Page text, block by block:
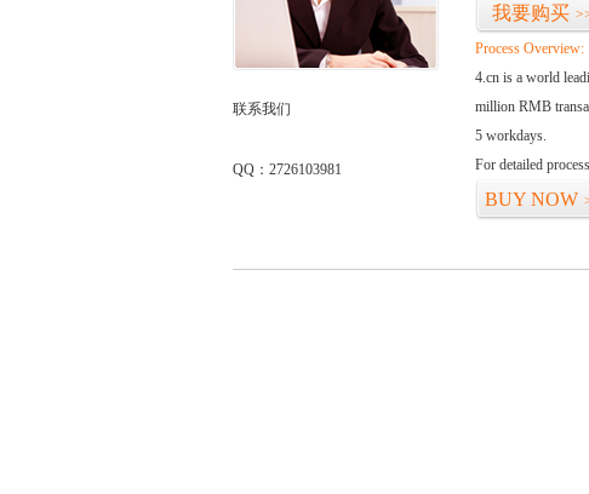
联系我们
QQ：2726103981
我要购买
Process Overview:
4.cn is a world
million RMB
5 workdays.
For detailed
BUY NOW